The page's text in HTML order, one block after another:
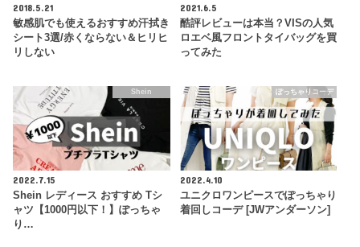
2018.5.21
敏感肌でも使えるおすすめ汗拭き
シート3選/赤くならない＆ヒリヒ
リしない
2021.6.5
酷評レビューは本当？VISの人気
ロエベ風フロントタイバッグを買
ってみた
Shein
2022.7.15
Shein レディース おすすめ Tシ
ャツ【1000円以下！】ぽっちゃ
り…
ぽっちゃりコーデ
2022.4.10
ユニクロワンピースでぽっちゃり
着回しコーデ [JWアンダーソン]